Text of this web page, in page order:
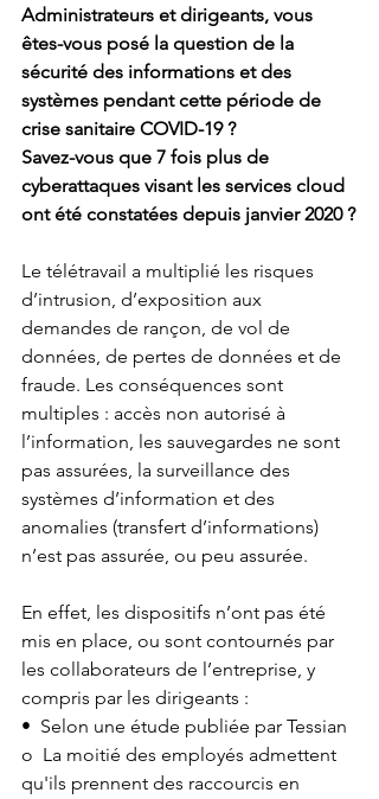
Administrateurs et dirigeants, vous
êtes-vous posé la question de la
sécurité des informations et des
systèmes pendant cette période de
crise sanitaire COVID-19 ?
Savez-vous que 7 fois plus de
cyberattaques visant les services cloud
ont été constatées depuis janvier 2020 ?
Le télétravail a multiplié les risques
d’intrusion, d’exposition aux
demandes de rançon, de vol de
données, de pertes de données et de
fraude. Les conséquences sont
multiples : accès non autorisé à
l’information, les sauvegardes ne sont
pas assurées, la surveillance des
systèmes d’information et des
anomalies (transfert d’informations)
n’est pas assurée, ou peu assurée.
En effet, les dispositifs n’ont pas été
mis en place, ou sont contournés par
les collaborateurs de l’entreprise, y
compris par les dirigeants :
•  Selon une étude publiée par Tessian
o  La moitié des employés admettent
qu'ils prennent des raccourcis en